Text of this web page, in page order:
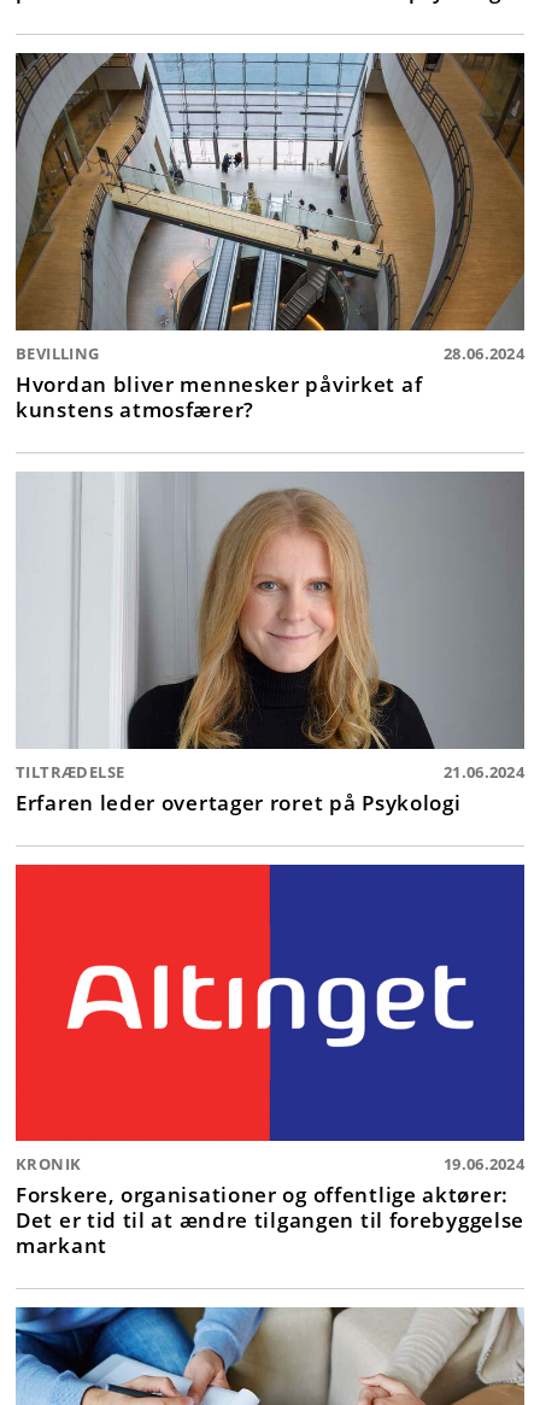
BEVILLING 28.06.2024
Hvordan bliver mennesker påvirket af
kunstens atmosfærer?
TILTRÆDELSE 21.06.2024
Erfaren leder overtager roret på Psykologi
KRONIK 19.06.2024
Forskere, organisationer og offentlige aktører:
Det er tid til at ændre tilgangen til forebyggelse
markant